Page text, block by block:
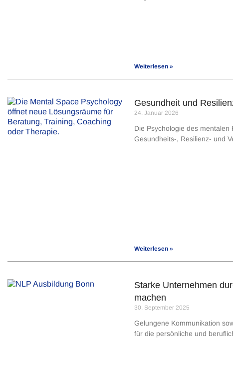
Weiterlesen »
Gesundheit und
24. Januar 2026
Die Psychologie des
Gesundheits-, Resilienz- und
Weiterlesen »
Starke Unternehmen
machen
30. September 2025
Gelungene Kommunikation
für die persönliche und